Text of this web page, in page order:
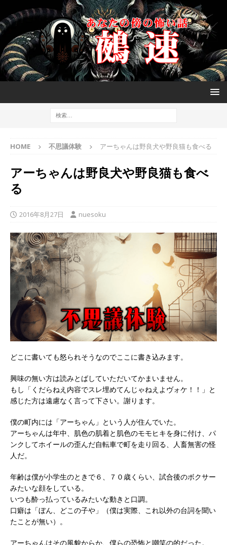
HOME 不思議体験 アーちゃんは野良犬や野良猫も食べる
アーちゃんは野良犬や野良猫も食べ
る
2016年8月27日 nuesoku
どこに書いても怒られそうなのでここに書き込みます。
興味の無い方は読みとばしていただいてかまいません。
もし「くだらねえ内容でスレ埋めてんじゃねえよヴォケ！！」と
感じた方は遠慮なく言って下さい。謝ります。
僕の町内には「アーちゃん」という人が住んでいた。
アーちゃんは年中、肌色の肌着と肌色のモモヒキを身に付け、パ
ンクしてホイールの歪んだ自転車で町を走り回る、人畜無害の怪
人だ。
年齢は僕が小学生のときで６、７０歳くらい、試合後のボクサー
みたいな顔をしている。
いつも酔っ払っているみたいな動きと口調。
口癖は「ぼん、どこの子や」（僕は実際、これ以外の台詞を聞い
たことが無い）。
アーちゃんはその風貌からか、僕らの恐怖と嘲笑の的だった。